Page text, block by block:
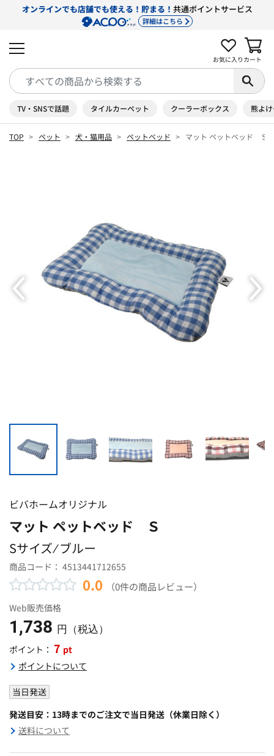
オンラインでも店舗でも使える！貯まる！ 共通ポイントサービス
詳細はこちら
お気に入り カート
TV・SNSで話題 タイルカーペット クーラーボックス 熊よ
TOP ペット 犬・猫用品 ペットベッド マット ペットベッド Ｓ
ビバホームオリジナル
マット ペットベッド Ｓ
Sサイズ ⁄ ブルー
商品コード： 4513441712655
0.0 （0件の商品レビュー）
Web販売価格
1,738 円（税込）
ポイント： 7 pt
ポイントについて
当日発送
発送目安：13時までのご注文で当日発送（休業日除く）
送料について